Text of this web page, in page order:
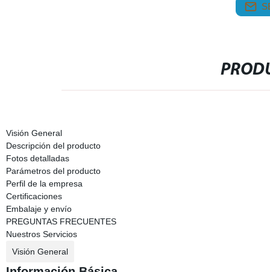
Visión General
Descripción del producto
Fotos detalladas
Parámetros del producto
Perfil de la empresa
Certificaciones
Embalaje y envío
PREGUNTAS FRECUENTES
Nuestros Servicios
Visión General